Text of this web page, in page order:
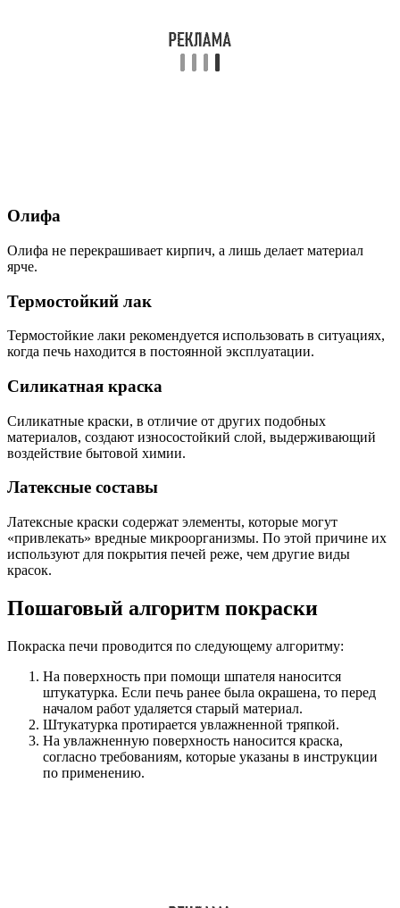
Олифа
Олифа не перекрашивает кирпич, а лишь делает материал
ярче.
Термостойкий лак
Термостойкие лаки рекомендуется использовать в ситуациях,
когда печь находится в постоянной эксплуатации.
Силикатная краска
Силикатные краски, в отличие от других подобных
материалов, создают износостойкий слой, выдерживающий
воздействие бытовой химии.
Латексные составы
Латексные краски содержат элементы, которые могут
«привлекать» вредные микроорганизмы. По этой причине их
используют для покрытия печей реже, чем другие виды
красок.
Пошаговый алгоритм покраски
Покраска печи проводится по следующему алгоритму:
На поверхность при помощи шпателя наносится
штукатурка. Если печь ранее была окрашена, то перед
началом работ удаляется старый материал.
Штукатурка протирается увлажненной тряпкой.
На увлажненную поверхность наносится краска,
согласно требованиям, которые указаны в инструкции
по применению.